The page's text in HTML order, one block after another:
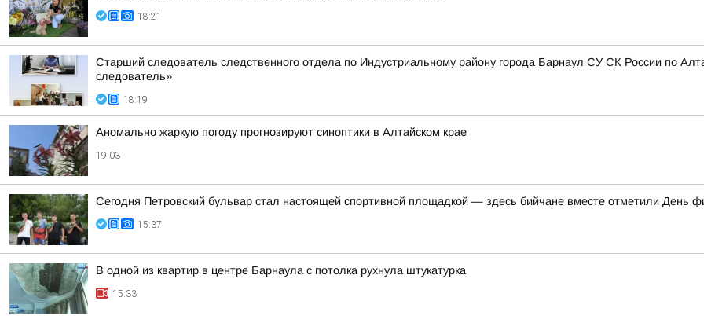
18:21
Старший следователь следственного отдела по Индустриальному району города Барнаул СУ СК России по
следователь»
18:19
Аномально жаркую погоду прогнозируют синоптики в Алтайском крае
19:03
Сегодня Петровский бульвар стал настоящей спортивной площадкой — здесь бийчане вместе отметили День
15:37
В одной из квартир в центре Барнаула с потолка рухнула штукатурка
15:33